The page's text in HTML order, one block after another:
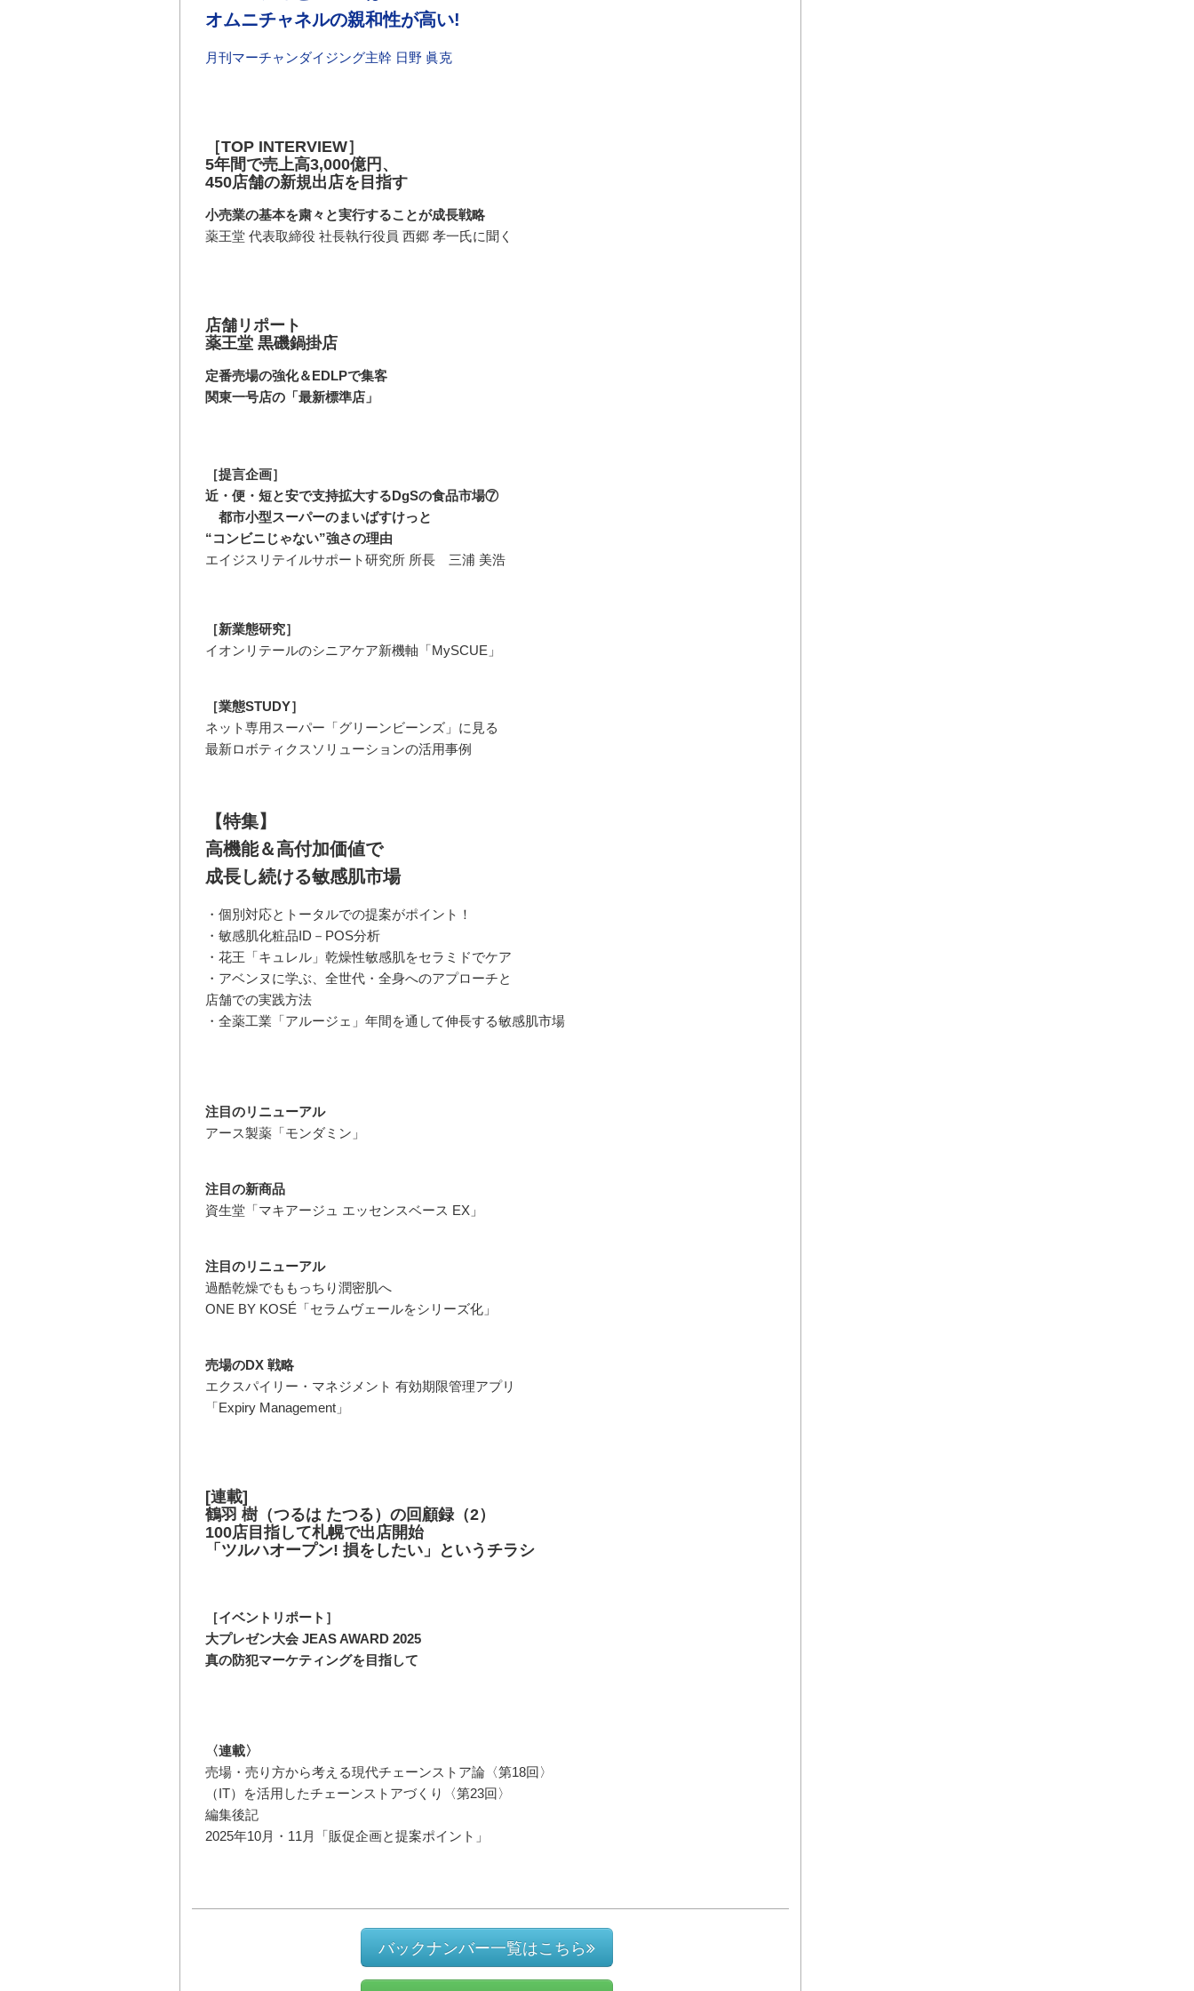
オムニチャネルの親和性が高い!
月刊マーチャンダイジング主幹 日野 眞克
［TOP INTERVIEW］
5年間で売上高3,000億円、
450店舗の新規出店を目指す
小売業の基本を粛々と実行することが成長戦略
薬王堂 代表取締役 社長執行役員 西郷 孝一氏に聞く
店舗リポート
薬王堂 黒磯鍋掛店
定番売場の強化＆EDLPで集客
関東一号店の「最新標準店」
［提言企画］
近・便・短と安で支持拡大するDgSの食品市場⑦
都市小型スーパーのまいばすけっと
“コンビニじゃない”強さの理由
エイジスリテイルサポート研究所 所長 三浦 美浩
［新業態研究］
イオンリテールのシニアケア新機軸「MySCUE」
［業態STUDY］
ネット専用スーパー「グリーンビーンズ」に見る
最新ロボティクスソリューションの活用事例
【特集】
高機能＆高付加価値で
成長し続ける敏感肌市場
・個別対応とトータルでの提案がポイント！
・敏感肌化粧品ID－POS分析
・花王「キュレル」乾燥性敏感肌をセラミドでケア
・アベンヌに学ぶ、全世代・全身へのアプローチと
店舗での実践方法
・全薬工業「アルージェ」年間を通して伸長する敏感肌市場
注目のリニューアル
アース製薬「モンダミン」
注目の新商品
資生堂「マキアージュ エッセンスベース EX」
注目のリニューアル
過酷乾燥でももっちり潤密肌へ
ONE BY KOSÉ「セラムヴェールをシリーズ化」
売場のDX 戦略
エクスパイリー・マネジメント 有効期限管理アプリ
「Expiry Management」
[連載]
鶴羽 樹（つるは たつる）の回顧録（2）
100店目指して札幌で出店開始
「ツルハオープン! 損をしたい」というチラシ
［イベントリポート］
大プレゼン大会 JEAS AWARD 2025
真の防犯マーケティングを目指して
〈連載〉
売場・売り方から考える現代チェーンストア論〈第18回〉
（IT）を活用したチェーンストアづくり〈第23回〉
編集後記
2025年10月・11月「販促企画と提案ポイント」
バックナンバー一覧はこちら